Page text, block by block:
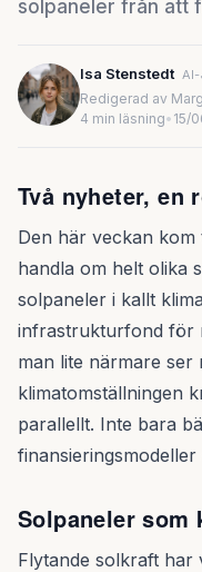
solpaneler från att
Isa Stenstedt
Redigerad av
4 min läsning• 15/
Två nyheter, en
Den här veckan
handla om helt olika
solpaneler i kallt
infrastrukturfond för
man lite närmare ser
klimatomställningen
parallellt. Inte bara
Solpaneler som
Flytande solkraft har